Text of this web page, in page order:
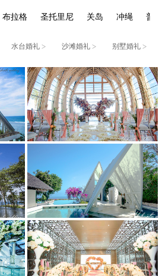
布拉格 圣托里尼 关岛 冲绳 普
水台婚礼 > 沙滩婚礼 > 别墅婚礼 >